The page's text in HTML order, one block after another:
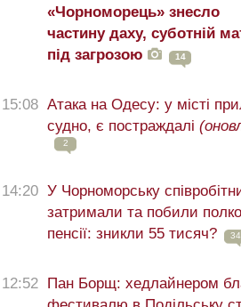
«Чорноморець» знесло
частину даху, суботній
під загрозою
14
15:08 Атака на Одесу: у місті
судно, є постраждалі
2
14:20 У Чорноморську
затримали та побили
пенсії: зникли 55 тисяч?
34
12:52 Пан Борщ: хедлайнером